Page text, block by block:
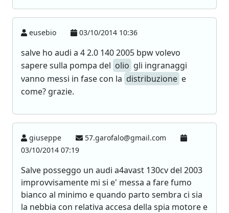
eusebio 03/10/2014 10:36
salve ho audi a 4 2.0 140 2005 bpw volevo
sapere sulla pompa del olio gli ingranaggi
vanno messi in fase con la distribuzione e
come? grazie.
giuseppe
57.garofalo@gmail.com
03/10/2014 07:19
Salve posseggo un audi a4avast 130cv del 2003
improvvisamente mi si e' messa a fare fumo
bianco al minimo e quando parto sembra ci sia
la nebbia con relativa accesa della spia motore e